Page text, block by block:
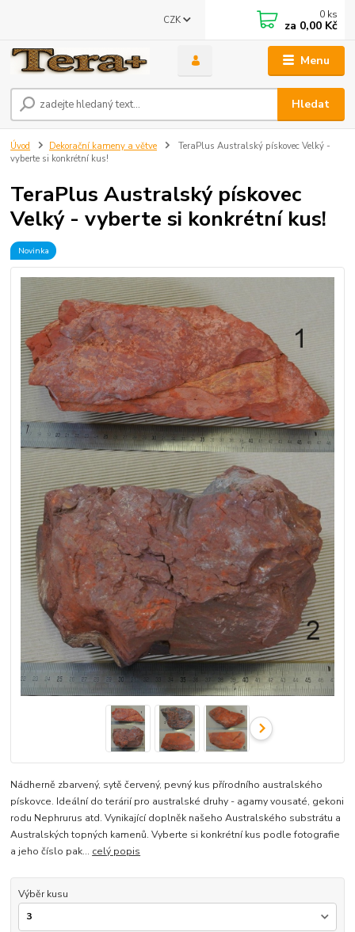
Menu
CZK
Hledat
0 ks
za 0,00 Kč
Úvod Dekorační kameny a větve
TeraPlus Australský pískovec Velký -
vyberte si konkrétní kus!
TeraPlus Australský pískovec
Velký - vyberte si konkrétní kus!
Novinka
Nádherně zbarvený, sytě červený, pevný kus přírodního australského
pískovce. Ideální do terárií pro australské druhy - agamy vousaté, gekoni
rodu Nephrurus atd. Vynikající doplněk našeho Australského substrátu a
Australských topných kamenů. Vyberte si konkrétní kus podle fotografie
a jeho číslo pak... celý popis
Výběr kusu